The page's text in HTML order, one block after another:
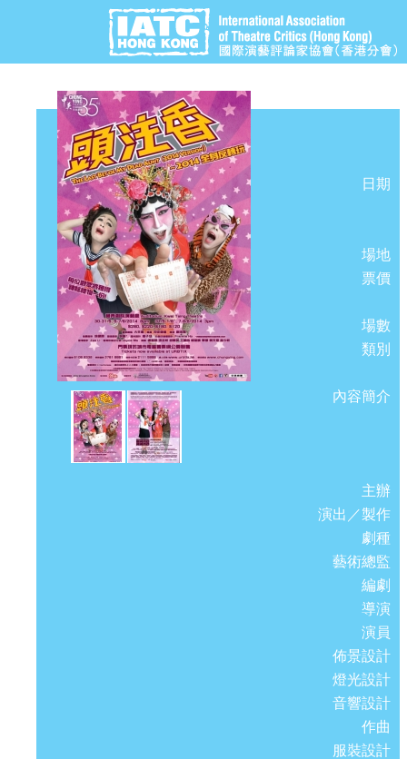
日期
場地
票價
場數
類別
內容簡介
主辦
演出／製作
劇種
藝術總監
編劇
導演
演員
佈景設計
燈光設計
音響設計
作曲
服裝設計